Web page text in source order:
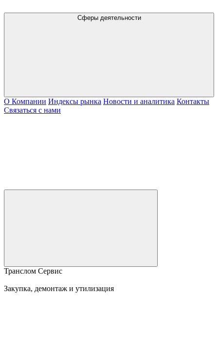
Сферы деятельности
О Компании Индексы рынка Новости и аналитика Контакты
Связаться с нами
Транслом Сервис
Закупка, демонтаж и утилизация